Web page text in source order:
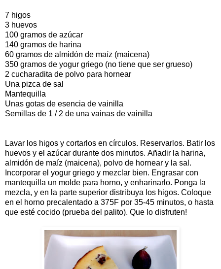
7 higos
3 huevos
100 gramos de azúcar
140 gramos de harina
60 gramos de almidón de maíz (maicena)
350 gramos de yogur griego (no tiene que ser grueso)
2 cucharadita de polvo para hornear
Una pizca de sal
Mantequilla
Unas gotas de esencia de vainilla
Semillas de 1 / 2 de una vainas de vainilla
Lavar los higos y cortarlos en círculos. Reservarlos. Batir los
huevos y el azúcar durante dos minutos. Añadir la harina,
almidón de maíz (maicena), polvo de hornear y la sal.
Incorporar el yogur griego y mezclar bien. Engrasar con
mantequilla un molde para horno, y enharinarlo. Ponga la
mezcla, y en la parte superior distribuya los higos. Coloque
en el horno precalentado a 375F por 35-45 minutos, o hasta
que esté cocido (prueba del palito). Que lo disfruten!